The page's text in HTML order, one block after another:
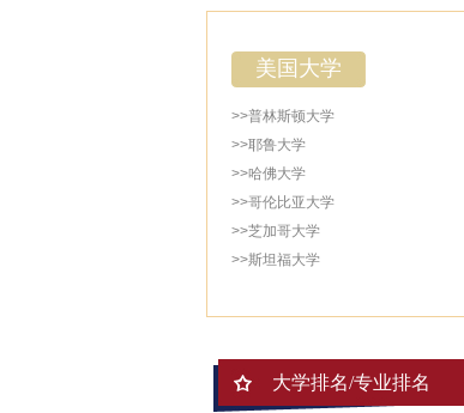
美国大学
>>普林斯顿大学
>>耶鲁大学
>>哈佛大学
>>哥伦比亚大学
>>芝加哥大学
>>斯坦福大学
大学排名/专业排名